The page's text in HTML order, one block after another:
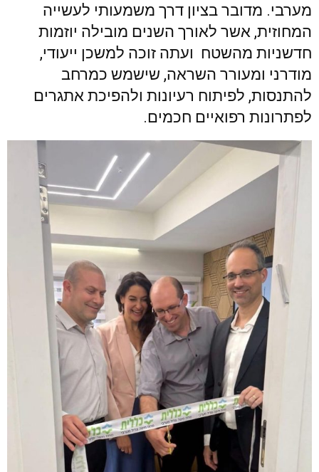
מערבי. מדובר בציון דרך משמעותי לעשייה
המחוזית, אשר לאורך השנים מובילה יוזמות
חדשניות מהשטח ועתה זוכה למשכן ייעודי,
מודרני ומעורר השראה, שישמש כמרחב
להתנסות, לפיתוח רעיונות ולהפיכת אתגרים
לפתרונות רפואיים חכמים.